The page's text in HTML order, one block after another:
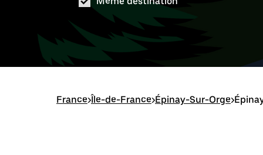
France>Île-de-France>Épinay-Sur-Orge>